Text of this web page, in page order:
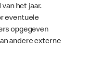
het jaar.
eventuele
opgegeven
andere externe